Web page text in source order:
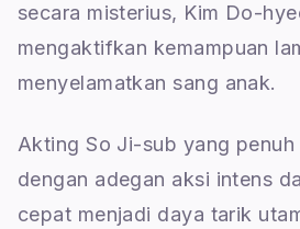
secara misterius, Kim Do-
mengaktifkan kemampuan
menyelamatkan sang anak.
Akting So Ji-sub yang
dengan adegan aksi intens
cepat menjadi daya tarik